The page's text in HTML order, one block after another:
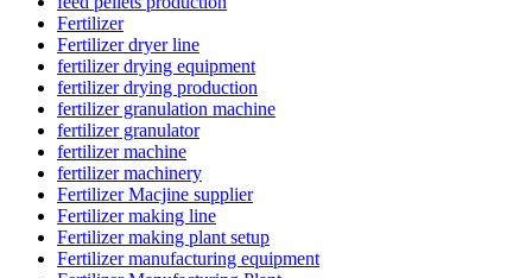
Fertilizer
Fertilizer dryer line
fertilizer drying equipment
fertilizer drying production
fertilizer granulation machine
fertilizer granulator
fertilizer machine
fertilizer machinery
Fertilizer Macjine supplier
Fertilizer making line
Fertilizer making plant setup
Fertilizer manufacturing equipment